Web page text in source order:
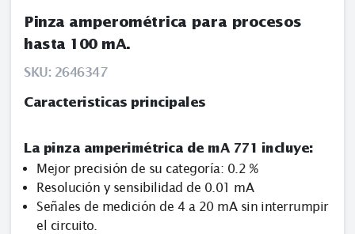
Pinza amperométrica para procesos
hasta 100 mA.
SKU: 2646347
Caracteristicas principales
La pinza amperimétrica de mA 771 incluye:
Mejor precisión de su categoría: 0.2 %
Resolución y sensibilidad de 0.01 mA
Señales de medición de 4 a 20 mA sin interrumpir
el circuito.